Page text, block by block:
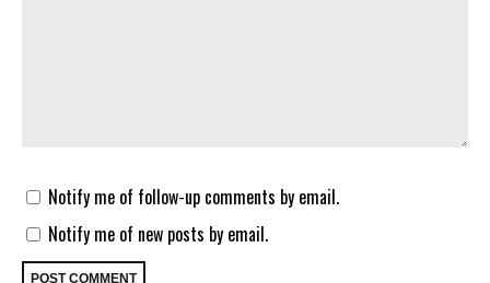
Notify me of follow-up comments by email.
Notify me of new posts by email.